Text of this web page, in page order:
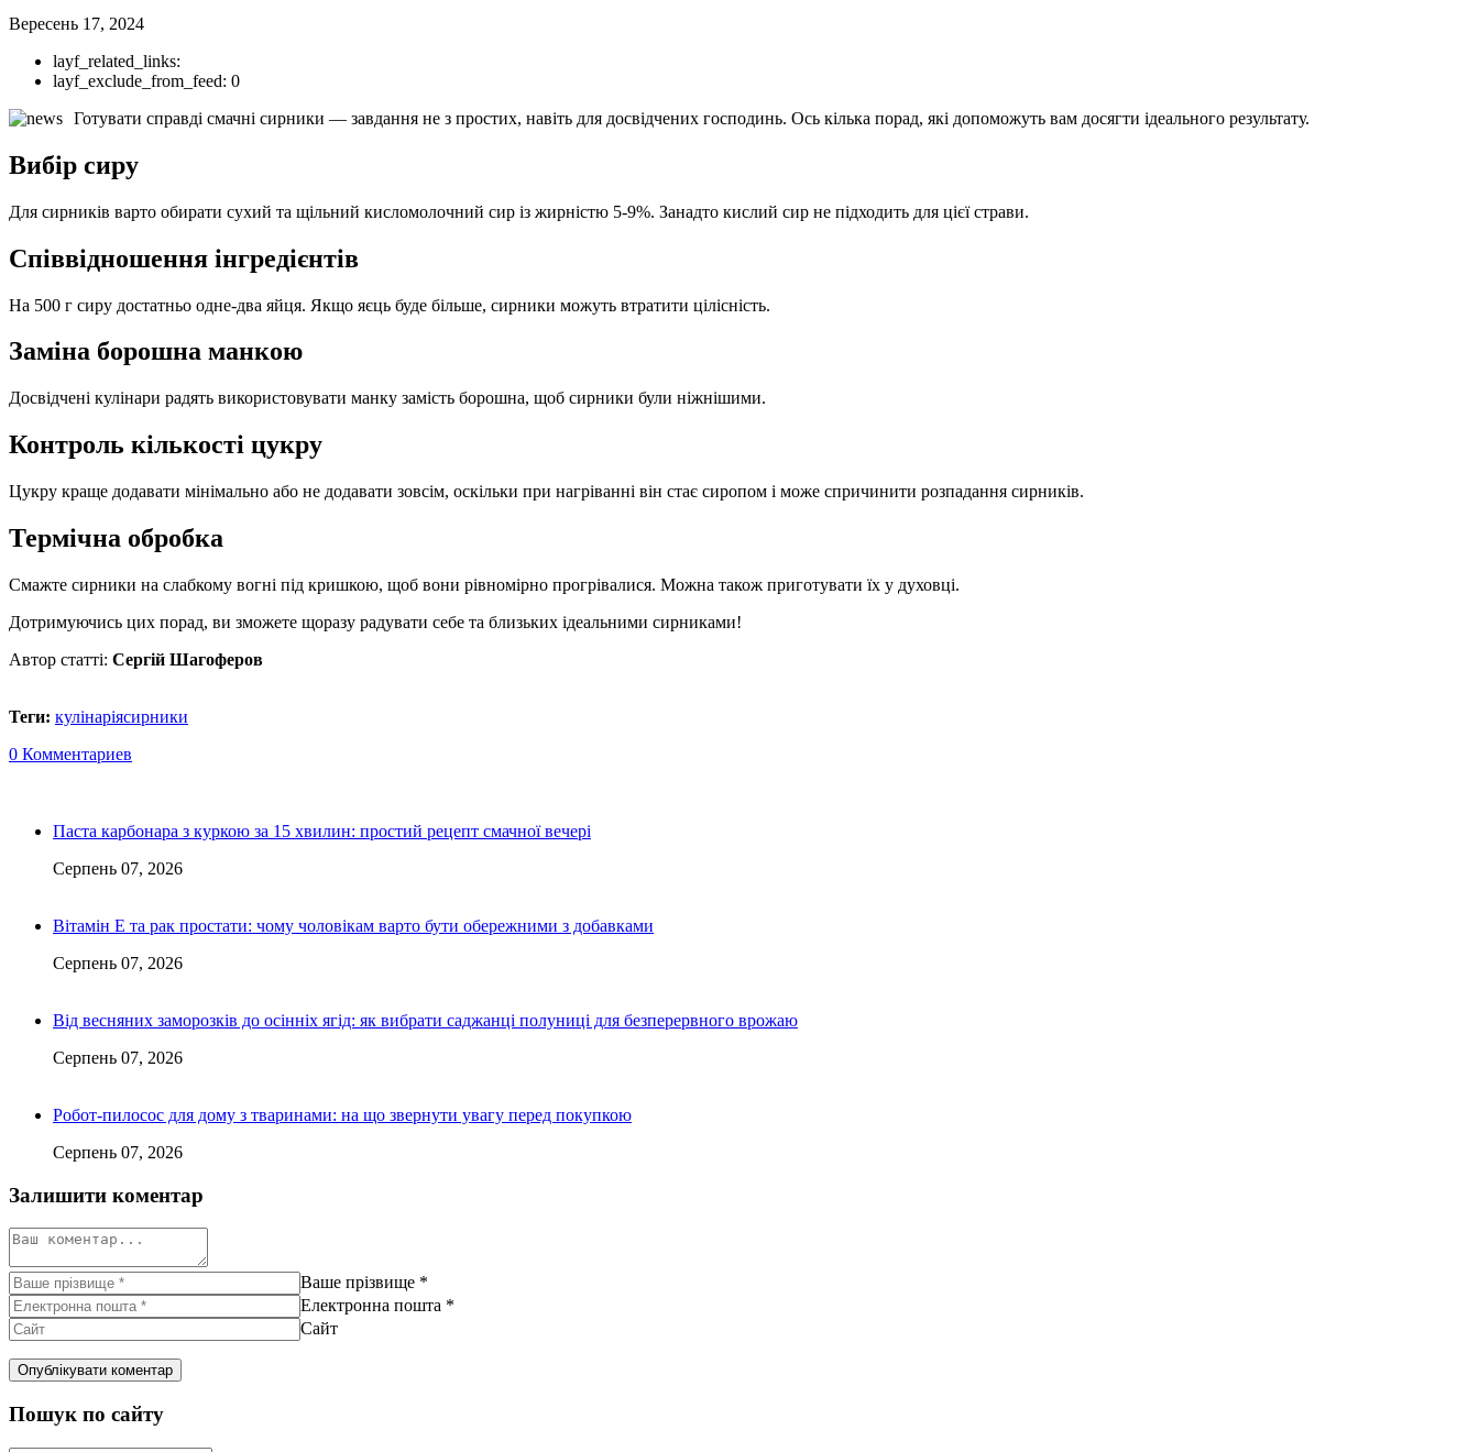
Вересень 17, 2024
layf_related_links:
layf_exclude_from_feed: 0
Готувати справді смачні сирники — завдання не з простих, навіть для досвідчених господинь. Ось кілька порад, які допоможуть вам досягти ідеального результату.
Вибір сиру
Для сирників варто обирати сухий та щільний кисломолочний сир із жирністю 5-9%. Занадто кислий сир не підходить для цієї страви.
Співвідношення інгредієнтів
На 500 г сиру достатньо одне-два яйця. Якщо яєць буде більше, сирники можуть втратити цілісність.
Заміна борошна манкою
Досвідчені кулінари радять використовувати манку замість борошна, щоб сирники були ніжнішими.
Контроль кількості цукру
Цукру краще додавати мінімально або не додавати зовсім, оскільки при нагріванні він стає сиропом і може спричинити розпадання сирників.
Термічна обробка
Смажте сирники на слабкому вогні під кришкою, щоб вони рівномірно прогрівалися. Можна також приготувати їх у духовці.
Дотримуючись цих порад, ви зможете щоразу радувати себе та близьких ідеальними сирниками!
Автор статті: Сергій Шагоферов
Теги: кулінаріясирники
0 Комментариев
Паста карбонара з куркою за 15 хвилин: простий рецепт смачної вечері
Серпень 07, 2026
Вітамін Е та рак простати: чому чоловікам варто бути обережними з добавками
Серпень 07, 2026
Від весняних заморозків до осінніх ягід: як вибрати саджанці полуниці для безперервного врожаю
Серпень 07, 2026
Робот-пилосос для дому з тваринами: на що звернути увагу перед покупкою
Серпень 07, 2026
Залишити коментар
Ваше прізвище *
Електронна пошта *
Сайт
Пошук по сайту